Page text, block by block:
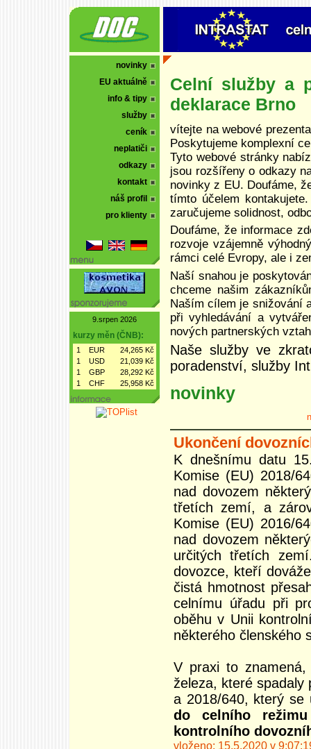
novinky
EU aktuálně
info & tipy
služby
ceník
neplatiči
odkazy
kontakt
náš profil
pro klienty
9.srpen 2026
kurzy měn (ČNB):
1 EUR
24,265 Kč
1
USD
21,039 Kč
1
GBP
28,292 Kč
1
CHF 25,958 Kč
Celní služby a
deklarace Brno
vítejte na webové
Poskytujeme komplexní
Tyto webové stránky
jsou rozšířeny o odkazy
novinky z EU. Doufáme,
tímto účelem
zaručujeme solidnost,
Doufáme, že informace
rozvoje vzájemně
rámci celé Evropy, ale i
Naší snahou je
chceme našim
Naším cílem je snižování
při vyhledávání a
nových partnerských
Naše služby ve
poradenství, služby
novinky
Ukončení
K dnešnímu datu
Komise (EU) 2018/
nad dovozem
třetích zemí, a
Komise (EU) 2016/
nad dovozem
určitých třetích
dovozce, kteří
čistá hmotnost
celnímu úřadu při
oběhu v Unii
některého členského
V praxi to
železa, které
a 2018/640, který
do celního
kontrolního
vloženo: 15.5.2020 v